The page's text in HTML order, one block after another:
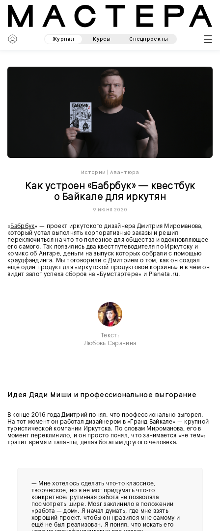
Журнал Курсы Спецпроекты
Истории |Авантюра
Как устроен «Бабрбук» — квестбук
о Байкале для иркутян
9 июня 2020
«Бабрбук» — проект иркутского дизайнера Дмитрия Мироманова,
который устал выполнять корпоративные заказы и решил
переключиться на что-то полезное для общества и вдохновляющее
его самого. Так появились два квестпутеводителя по Иркутску и
комикс об Ангаре, деньги на выпуск которых собрали с помощью
краудфандинга. Мы поговорили с Дмитрием о том, как он создал
ещё один продукт для «иркутской продуктовой корзины» и в чём он
видит залог успеха сборов на «Бумстартере» и Planeta.ru.
Текст:
Любовь Саранина
Идея Дяди Миши и профессиональное выгорание
В конце 2016 года Дмитрий понял, что профессионально выгорел.
На тот момент он работал дизайнером в «Гранд Байкале» — крупной
туристической компании Иркутска. По словам Мироманова, его в
момент переклинило, и он просто понял, что занимается «не тем»:
тратит время и таланты, делая богатым другого человека.
— Мне хотелось сделать что-то классное,
творческое, но я не мог придумать что-то
конкретное: рутинная работа не позволяла
посмотреть шире. Мозг заклинило в положении
«работа — дом». Я начал думать, где мне взять
хороший проект, чтобы он нравился мне самому и
ещё не был реализован. Я понял, что искать его